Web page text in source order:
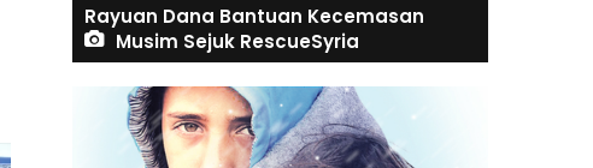
Rayuan Dana Bantuan Kecemasan
Musim Sejuk RescueSyria